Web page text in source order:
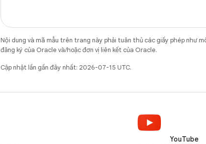
Nội dung và mã mẫu trên trang này phải tuân thủ các giấy phép như
đăng ký của Oracle và/hoặc đơn vị liên kết của Oracle.
Cập nhật lần gần đây nhất: 2026-07-15 UTC.
YouTube